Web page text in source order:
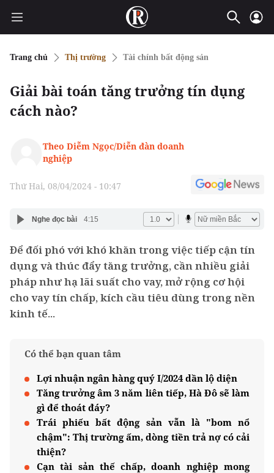
Trang chủ Thị trường Tài chính bất động sản
Giải bài toán tăng trưởng tín dụng
cách nào?
Theo Diễm Ngọc/Diễn đàn doanh
nghiệp
Thứ Hai, 08/04/2024 - 10:47
Nghe đọc bài 4:15
Để đối phó với khó khăn trong việc tiếp cận tín
dụng và thúc đẩy tăng trưởng, cần nhiều giải
pháp như hạ lãi suất cho vay, mở rộng cơ hội
cho vay tín chấp, kích cầu tiêu dùng trong nền
kinh tế...
Có thể bạn quan tâm
Lợi nhuận ngân hàng quý I/2024 dần lộ diện
Tăng trưởng âm 3 năm liên tiếp, Hà Đô sẽ làm
gì để thoát đáy?
Trái phiếu bất động sản vẫn là "bom nổ
chậm": Thị trường ấm, dòng tiền trả nợ có cải
thiện?
Cạn tài sản thế chấp, doanh nghiệp mong